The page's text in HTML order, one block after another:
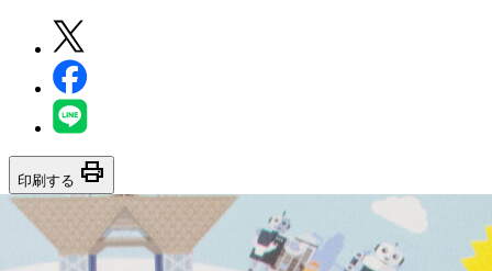
印刷する print